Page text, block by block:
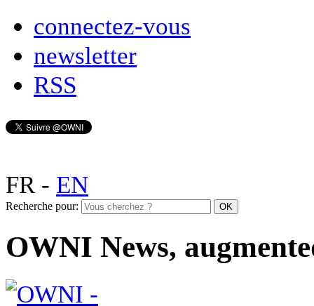
connectez-vous
newsletter
RSS
FR- EN
Recherche pour:
OWNI News,